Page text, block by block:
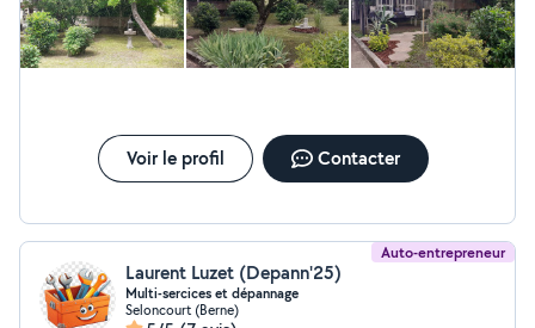
Voir le profil Contacter
Auto-entrepreneur
Laurent Luzet (Depann'25)
Multi-sercices et dépannage
Seloncourt (Berne)